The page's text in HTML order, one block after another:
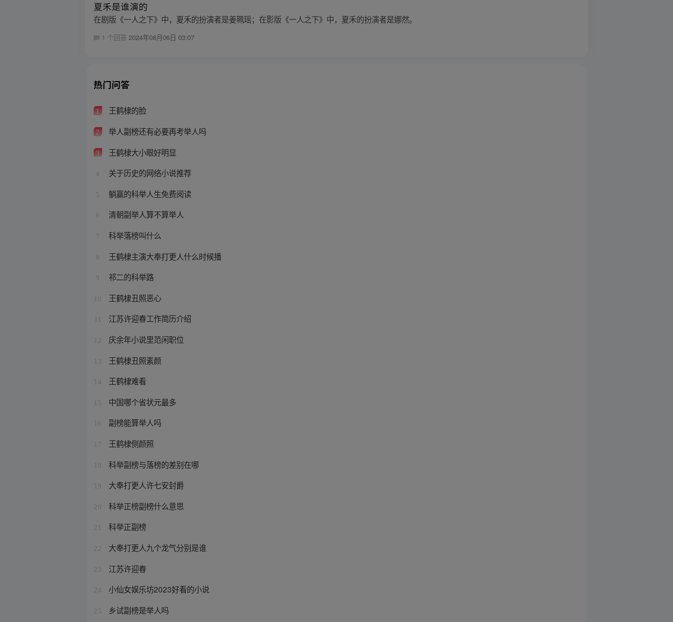
夏禾是谁演的
在剧版《一人之下》中，夏禾的扮演者是姜珮瑶；在影版《一人之下》中，夏禾的扮演者是娜然。
1 个回答2024年08月06日 03:07
热门问答
1 王鹤棣的脸
2 举人副榜还有必要再考举人吗
3 王鹤棣大小眼好明显
4 关于历史的网络小说推荐
5 躺赢的科举人生免费阅读
6 清朝副举人算不算举人
7 科举落榜叫什么
8 王鹤棣主演大奉打更人什么时候播
9 祁二的科举路
10 王鹤棣丑照恶心
江苏许迎春工作简历介绍
12 庆余年小说里范闲职位
13 王鹤棣丑照素颜
14 王鹤棣难看
15 中国哪个省状元最多
16 副榜能算举人吗
17 王鹤棣侧颜照
18 科举副榜与落榜的差别在哪
19 大奉打更人许七安封爵
20 科举正榜副榜什么意思
21 科举正副榜
22 大奉打更人九个龙气分别是谁
23 江苏许迎春
24 小仙女娱乐坊2023好看的小说
25 乡试副榜是举人吗